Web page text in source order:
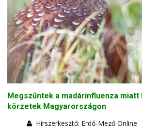
Megszűntek a madárinfluenza
körzetek Magyarországon
Hírszerkesztő: Erdő-Mező Online